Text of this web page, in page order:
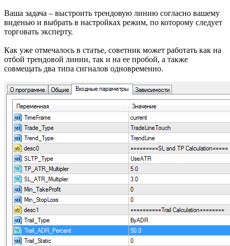
Ваша задача – выстроить трендовую линию согласно вашему
виденью и выбрать в настройках режим, по которому следует
торговать эксперту.
Как уже отмечалось в статье, советник может работать как на
отбой трендовой линии, так и на ее пробой, а также
совмещать два типа сигналов одновременно.